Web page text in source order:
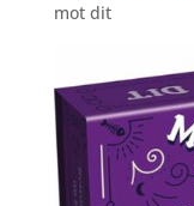
mot dit